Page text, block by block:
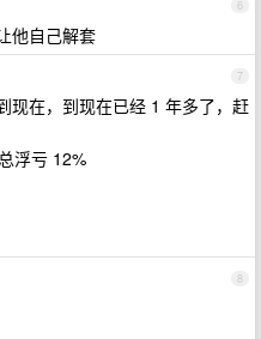
6
他自己解套
7
现在，到现在已经 1 年多了，赶
浮亏 12%
8